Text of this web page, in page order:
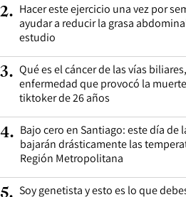
2. Hacer este ejercicio una vez por
ayudar a reducir la grasa
estudio
3. Qué es el cáncer de las vías
enfermedad que provocó la
tiktoker de 26 años
4. Bajo cero en Santiago: este día de
bajarán drásticamente las
Región Metropolitana
5. Soy genetista y esto es lo que